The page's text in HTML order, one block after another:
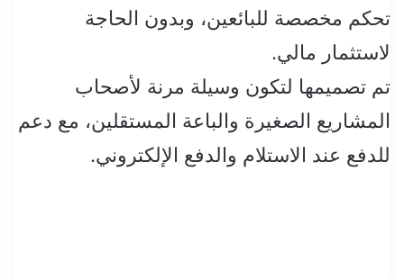
تحكم مخصصة للبائعين، وبدون الحاجة
لاستثمار مالي.
تم تصميمها لتكون وسيلة مرنة لأصحاب
المشاريع الصغيرة والباعة المستقلين، مع دعم
للدفع عند الاستلام والدفع الإلكتروني.